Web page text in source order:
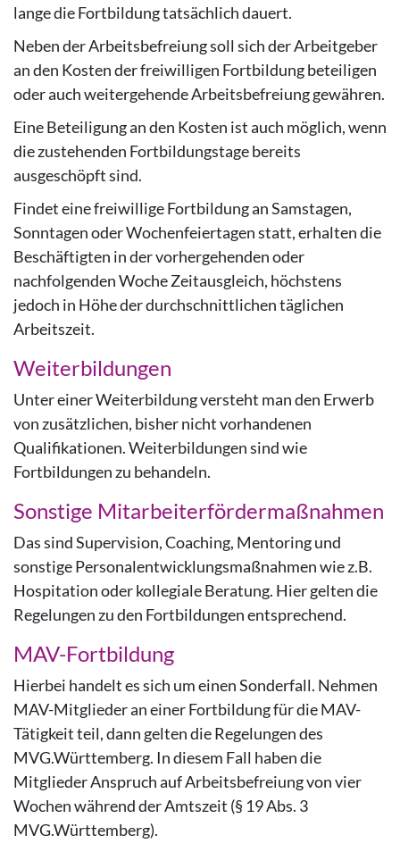
lange die Fortbildung tatsächlich dauert.
Neben der Arbeitsbefreiung soll sich der Arbeitgeber
an den Kosten der freiwilligen Fortbildung beteiligen
oder auch weitergehende Arbeitsbefreiung gewähren.
Eine Beteiligung an den Kosten ist auch möglich, wenn
die zustehenden Fortbildungstage bereits
ausgeschöpft sind.
Findet eine freiwillige Fortbildung an Samstagen,
Sonntagen oder Wochenfeiertagen statt, erhalten die
Beschäftigten in der vorhergehenden oder
nachfolgenden Woche Zeitausgleich, höchstens
jedoch in Höhe der durchschnittlichen täglichen
Arbeitszeit.
Weiterbildungen
Unter einer Weiterbildung versteht man den Erwerb
von zusätzlichen, bisher nicht vorhandenen
Qualifikationen. Weiterbildungen sind wie
Fortbildungen zu behandeln.
Sonstige Mitarbeiterfördermaßnahmen
Das sind Supervision, Coaching, Mentoring und
sonstige Personalentwicklungsmaßnahmen wie z.B.
Hospitation oder kollegiale Beratung. Hier gelten die
Regelungen zu den Fortbildungen entsprechend.
MAV-Fortbildung
Hierbei handelt es sich um einen Sonderfall. Nehmen
MAV-Mitglieder an einer Fortbildung für die MAV-
Tätigkeit teil, dann gelten die Regelungen des
MVG.Württemberg. In diesem Fall haben die
Mitglieder Anspruch auf Arbeitsbefreiung von vier
Wochen während der Amtszeit (§ 19 Abs. 3
MVG.Württemberg).